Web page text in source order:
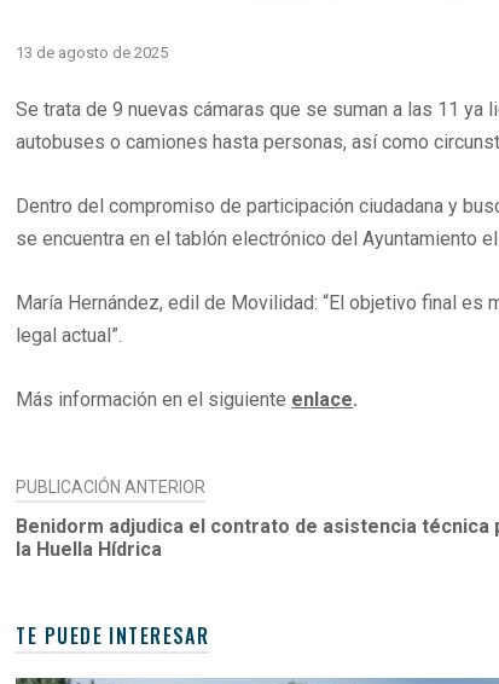
13 de agosto de 2025
Se trata de 9 nuevas cámaras que se suman a las 11
autobuses o camiones hasta personas, así como
Dentro del compromiso de participación ciudadana y
se encuentra en el tablón electrónico del Ayuntamiento
María Hernández, edil de Movilidad: “El objetivo final
legal actual”.
Más información en el siguiente enlace.
NAVEGACIÓN
DE
ENTRADAS
PUBLICACIÓN ANTERIOR
Benidorm adjudica el contrato de asistencia técnica
la Huella Hídrica
TE PUEDE INTERESAR